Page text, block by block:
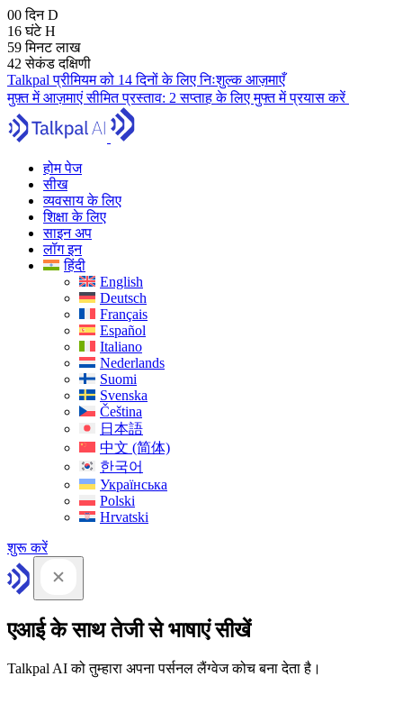
00 दिनD
16 घंटेH
59 मिनटलाख
41 सेकंडदक्षिणी
Talkpal प्रीमियम को 14 दिनों के लिए निःशुल्क आज़माएँ
मुफ़्त में आज़माएंसीमित प्रस्ताव: 2 सप्ताह के लिए मुफ्त में प्रयास करें
होम पेज
सीख
व्यवसाय के लिए
शिक्षा के लिए
साइन अप
लॉग इन
हिंदी
English
Deutsch
Français
Español
Italiano
Nederlands
Suomi
Svenska
Čeština
日本語
中文 (简体)
한국어
Українська
Polski
Hrvatski
शुरू करें
एआई के साथ तेजी से भाषाएं सीखें
Talkpal AI को तुम्हारा अपना पर्सनल लैंग्वेज कोच बना देता है।